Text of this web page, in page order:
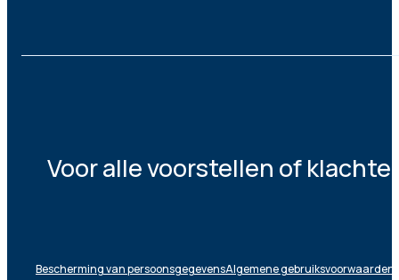
Voor alle voorstellen of
Bescherming van persoonsgegevensAlgemene gebruiksvoorwaarden